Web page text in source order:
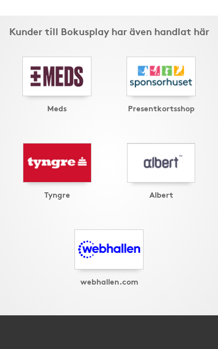
Kunder till Bokusplay har även handlat här
Meds Presentkortsshop
Tyngre Albert
webhallen.com